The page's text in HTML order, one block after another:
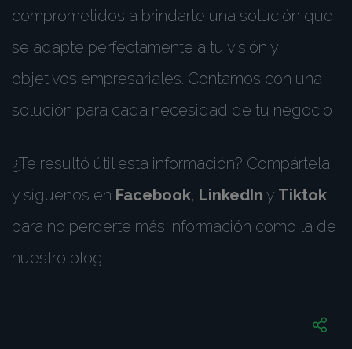
comprometidos a brindarte una solución que
se adapte perfectamente a tu visión y
objetivos empresariales. Contamos con una
solución para cada necesidad de tu negocio
¿Te resultó útil esta información? Compártela
y síguenos en Facebook, LinkedIn y Tiktok
para no perderte más información como la de
nuestro blog.